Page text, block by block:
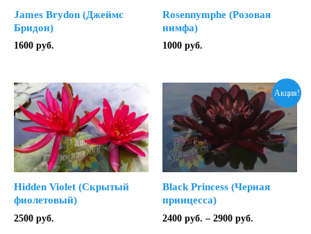
James Brydon (Джеймс
Бридон)
1600 руб.
Rosennymphe (Розовая
нимфа)
1000 руб.
Hidden Violet (Скрытый
фиолетовый)
2500 руб.
Акция!
Black Princess (Черная
принцесса)
2400 руб. – 2900 руб.